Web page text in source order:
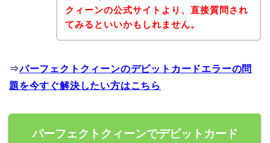
クィーンの公式サイトより、直接質問され
てみるといいかもしれません。
⇒パーフェクトクィーンのデビットカードエラーの問
題を今すぐ解決したい方はこちら
パーフェクトクィーンでデビットカード